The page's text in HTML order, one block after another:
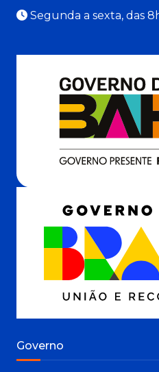
Segunda a sexta, das
Governo